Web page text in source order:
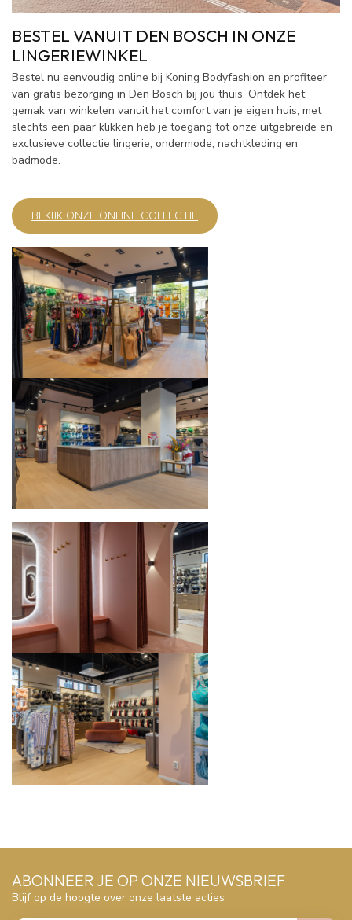
BESTEL VANUIT DEN BOSCH IN ONZE
LINGERIEWINKEL
Bestel nu eenvoudig online bij Koning Bodyfashion en profiteer
van gratis bezorging in Den Bosch bij jou thuis. Ontdek het
gemak van winkelen vanuit het comfort van je eigen huis, met
slechts een paar klikken heb je toegang tot onze uitgebreide en
exclusieve collectie lingerie, ondermode, nachtkleding en
badmode.
BEKIJK ONZE ONLINE COLLECTIE
ABONNEER JE OP ONZE NIEUWSBRIEF
Blijf op de hoogte over onze laatste acties